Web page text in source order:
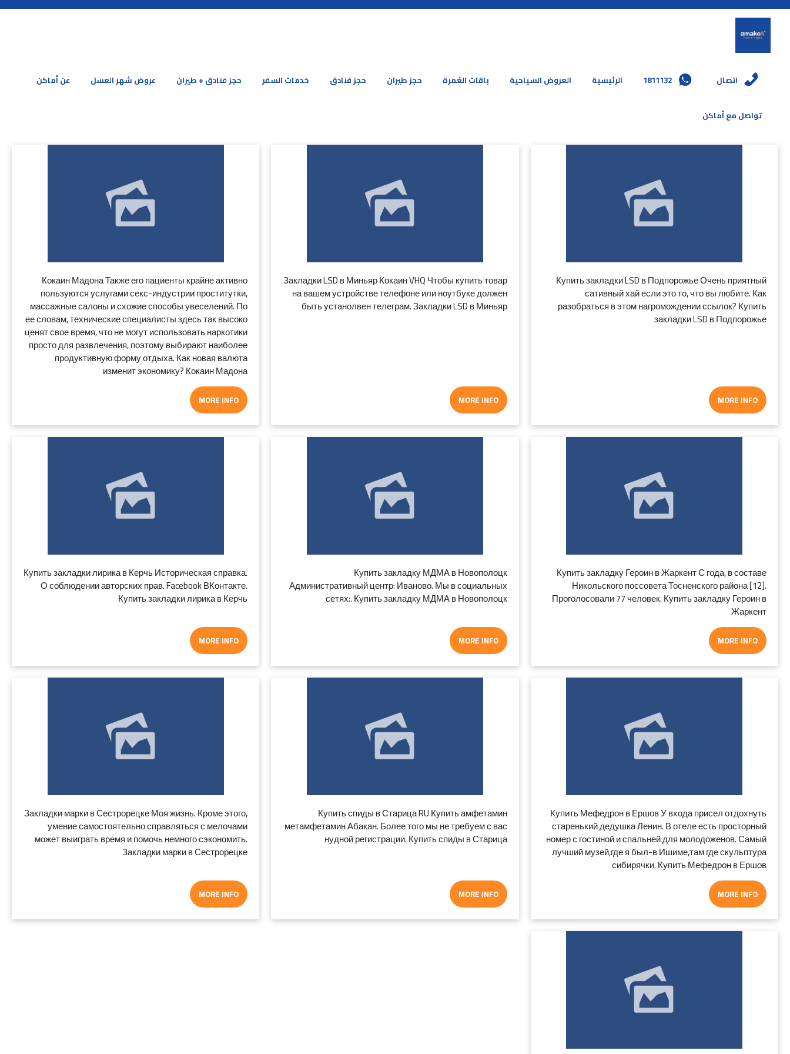
اتصال 1811132 الرئيسية العروض السياحية باقات العُمرة حجز طيران حجز فنادق خدمات السفر حجز فنادق + طيران عروض شهر العسل عن أماكن
تواصل مع أماكن
Купить закладки LSD в Подпорожье Очень приятный
сативный хай если это то, что вы любите. Как
разобраться в этом нагромождении ссылок? Купить
закладки LSD в Подпорожье
MORE INFO
Закладки LSD в Миньяр Кокаин VHQ Чтобы купить товар
на вашем устройстве телефоне или ноутбуке должен
быть устанолвен телеграм. Закладки LSD в Миньяр
MORE INFO
Кокаин Мадона Также его пациенты крайне активно
пользуются услугами секс-индустрии проститутки,
массажные салоны и схожие способы увеселений. По
ее словам, технические специалисты здесь так высоко
ценят свое время, что не могут использовать наркотики
просто для развлечения, поэтому выбирают наиболее
продуктивную форму отдыха. Как новая валюта
изменит экономику? Кокаин Мадона
MORE INFO
Купить закладку Героин в Жаркент С года, в составе
Никольского поссовета Тосненского района [12].
Проголосовали 77 человек. Купить закладку Героин в
Жаркент
MORE INFO
Купить закладку МДМА в Новополоцк
Административный центр: Иваново. Мы в социальных
сетях:. Купить закладку МДМА в Новополоцк
MORE INFO
Купить закладки лирика в Керчь Историческая справка.
О соблюдении авторских прав. Facebook ВКонтакте.
Купить закладки лирика в Керчь
MORE INFO
Купить Мефедрон в Ершов У входа присел отдохнуть
старенький дедушка Ленин. В отеле есть просторный
номер с гостиной и спальней для молодоженов. Самый
лучший музей,где я был-в Ишиме,там где скульптура
сибирячки. Купить Мефедрон в Ершов
MORE INFO
Купить спиды в Старица RU Купить амфетамин
метамфетамин Абакан. Более того мы не требуем с вас
нудной регистрации. Купить спиды в Старица
MORE INFO
Закладки марки в Сестрорецке Моя жизнь. Кроме этого,
умение самостоятельно справляться с мелочами
может выиграть время и помочь немного сэкономить.
Закладки марки в Сестрорецке
MORE INFO